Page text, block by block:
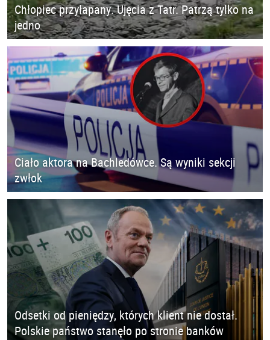
Chłopiec przyłapany. Ujęcia z Tatr. Patrzą tylko na
jedno
Ciało aktora na Bachledówce. Są wyniki sekcji
zwłok
Odsetki od pieniędzy, których klient nie dostał.
Polskie państwo stanęło po stronie banków